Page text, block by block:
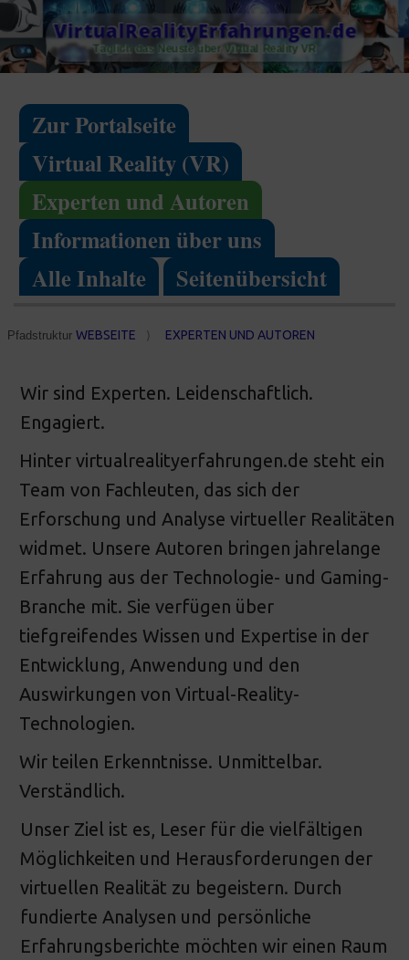
Skip
to
content
VirtualRealityErfahrungen.de
Täglich das Neuste über Virtual Reality VR
Zur Portalseite
Virtual Reality (VR)
Experten und Autoren
Informationen über uns
Alle Inhalte
Seitenübersicht
Pfadstruktur WEBSEITE ⟩ EXPERTEN UND AUTOREN
Wir sind Experten. Leidenschaftlich.
Engagiert.
Hinter virtualrealityerfahrungen.de steht ein
Team von Fachleuten, das sich der
Erforschung und Analyse virtueller Realitäten
widmet. Unsere Autoren bringen jahrelange
Erfahrung aus der Technologie- und Gaming-
Branche mit. Sie verfügen über
tiefgreifendes Wissen und Expertise in der
Entwicklung, Anwendung und den
Auswirkungen von Virtual-Reality-
Technologien.
Wir teilen Erkenntnisse. Unmittelbar.
Verständlich.
Unser Ziel ist es, Leser für die vielfältigen
Möglichkeiten und Herausforderungen der
virtuellen Realität zu begeistern. Durch
fundierte Analysen und persönliche
Erfahrungsberichte möchten wir einen Raum